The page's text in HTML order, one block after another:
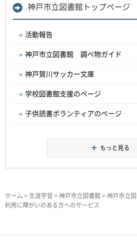
神戸市立図書館トップページ
活動報告
神戸市立図書館 調べ物ガイド
神戸賀川サッカー文庫
学校図書館支援のページ
子供読書ボランティアのページ
もっと見る
ホーム > 生涯学習 > 神戸市立図書館> 神戸市立
利用に障がいのある方へのサービス